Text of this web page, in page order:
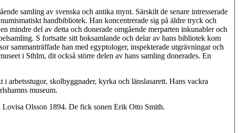
samling av svenska och antika mynt. Särskilt de senare intresserade
handbibliotek. Han koncentrerade sig på äldre tryck och
mindre del av detta och donerade omgående merparten inkunabler och
S fortsatte sitt boksamlande och delar av hans bibliotek kom
sammanträffade han med egyptologer, inspekterade utgrävningar och
i Sthlm, dit också större delen av hans samling donerades. En
arbetsstugor, skolbyggnader, kyrka och länslasarett. Hans vackra
museum.
Olsson 1894. De fick sonen Erik Otto Smith.